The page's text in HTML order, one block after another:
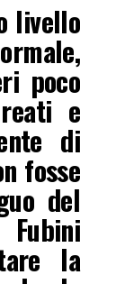
livello
poco
e
di
fosse
del
la